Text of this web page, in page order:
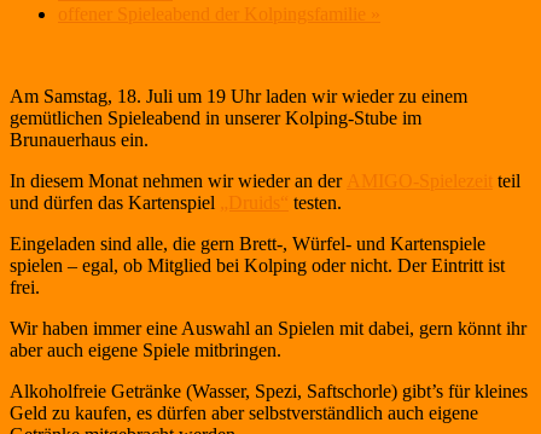
offener Spieleabend der Kolpingsfamilie
»
Am Samstag, 18. Juli um 19 Uhr laden wir wieder zu einem
gemütlichen Spieleabend in unserer Kolping-Stube im
Brunauerhaus ein.
In diesem Monat nehmen wir wieder an der AMIGO-Spielezeit teil
und dürfen das Kartenspiel
„Druids“ testen.
Eingeladen sind alle, die gern Brett-, Würfel- und Kartenspiele
spielen – egal, ob Mitglied bei Kolping oder nicht. Der Eintritt ist
frei.
Wir haben immer eine Auswahl an Spielen mit dabei, gern könnt ihr
aber auch eigene Spiele mitbringen.
Alkoholfreie Getränke (Wasser, Spezi, Saftschorle) gibt’s für kleines
Geld zu kaufen, es dürfen aber selbstverständlich auch eigene